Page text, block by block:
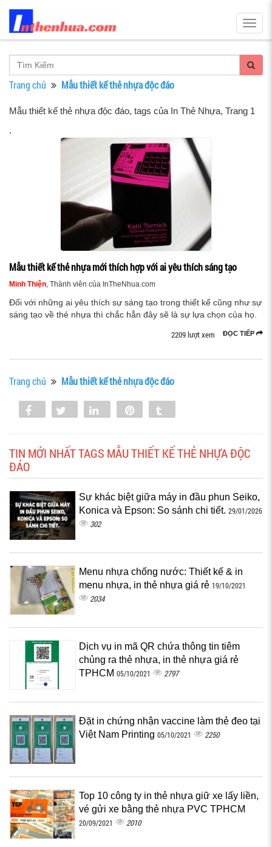
Trang chủ Mẫu thiết kế thẻ nhựa độc đáo
Mẫu thiết kế thẻ nhựa độc đáo, tags của In Thẻ Nhựa, Trang 1
.
Mẫu thiết kế thẻ nhựa mới thích hợp với ai yêu thích sáng tạo
Minh Thiện, Thành viên của InTheNhua.com
Đối với những ai yêu thích sự sáng tạo trong thiết kế cũng như sự
sáng tạo về thẻ nhựa thì chắc hẳn đây sẽ là sự lựa chọn của họ.
ĐỌC TIẾP
2209 lượt xem
Trang chủ Mẫu thiết kế thẻ nhựa độc đáo
Share Tweet Share
TIN MỚI NHẤT TAGS MẪU THIẾT KẾ THẺ NHỰA ĐỘC
ĐÁO
Sự khác biệt giữa máy in đầu phun Seiko,
Konica và Epson: So sánh chi tiết. 29/01/2026
302
Menu nhựa chống nước: Thiết kế & in
menu nhựa, in thẻ nhựa giá rẻ 19/10/2021
2034
Dịch vụ in mã QR chứa thông tin tiêm
chủng ra thẻ nhựa, in thẻ nhựa giá rẻ
TPHCM 05/10/2021 2797
Đặt in chứng nhận vaccine làm thẻ đeo tại
Việt Nam Printing 05/10/2021 2250
Top 10 công ty in thẻ nhựa giữ xe lấy liền,
vé gửi xe bằng thẻ nhựa PVC TPHCM
20/09/2021 2010